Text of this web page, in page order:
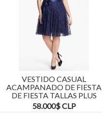
VESTIDO CASUAL
ACAMPANADO DE FIESTA
DE FIESTA TALLAS PLUS
KADRIHEL
58.000$ CLP